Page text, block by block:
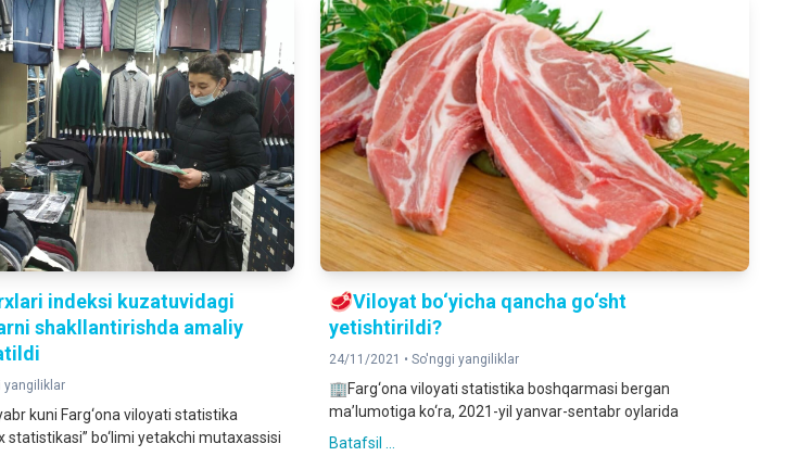
indeksi kuzatuvidagi
shakllantirishda amaliy
yangiliklar
kuni Farg‘ona viloyati statistika
statistikasi” bo‘limi yetakchi mutaxassisi
🥩Viloyat bo‘yicha qancha go‘sht
yetishtirildi?
24/11/2021 •So'nggi yangiliklar
🏢Farg‘ona viloyati statistika boshqarmasi bergan
ma’lumotiga ko‘ra, 2021-yil yanvar-sentabr oylarida
Batafsil ...